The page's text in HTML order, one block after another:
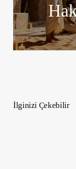
İlginizi Çekebilir